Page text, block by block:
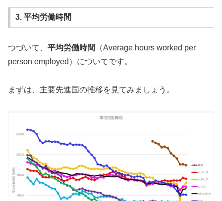
3. 平均労働時間
つづいて、 平均労働時間
（Average hours worked per
person employed）についてです。
まずは、主要先進国の推移を見てみましょう。